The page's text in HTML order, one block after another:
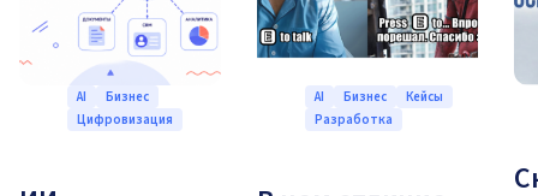
AI
Бизнес
Цифровизация
AI Бизнес
Кейсы
Разработка